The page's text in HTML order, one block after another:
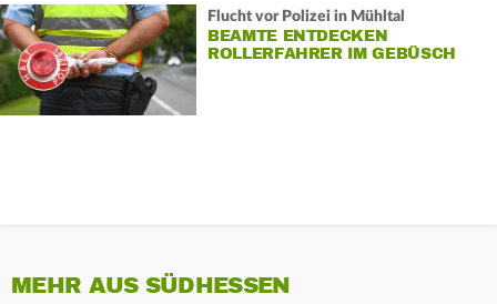
Flucht vor Polizei in Mühltal
BEAMTE ENTDECKEN
ROLLERFAHRER IM GEBÜSCH
MEHR AUS SÜDHESSEN